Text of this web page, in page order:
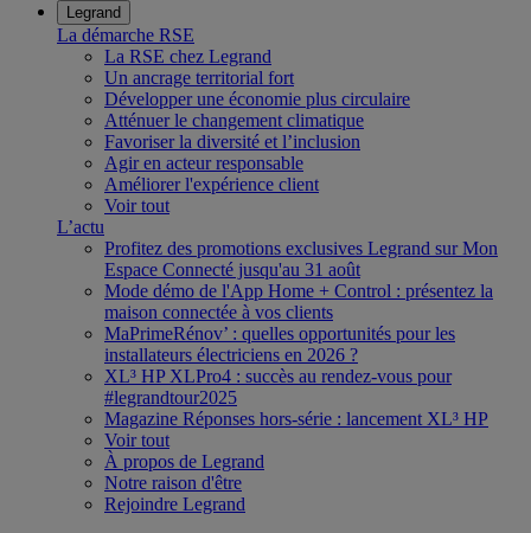
Legrand
La démarche RSE
La RSE chez Legrand
Un ancrage territorial fort
Développer une économie plus circulaire
Atténuer le changement climatique
Favoriser la diversité et l’inclusion
Agir en acteur responsable
Améliorer l'expérience client
Voir tout
L’actu
Profitez des promotions exclusives Legrand sur Mon
Espace Connecté jusqu'au 31 août
Mode démo de l'App Home + Control : présentez la
maison connectée à vos clients
MaPrimeRénov’ : quelles opportunités pour les
installateurs électriciens en 2026 ?
XL³ HP XLPro4 : succès au rendez-vous pour
#legrandtour2025
Magazine Réponses hors-série : lancement XL³ HP
Voir tout
À propos de Legrand
Notre raison d'être
Rejoindre Legrand